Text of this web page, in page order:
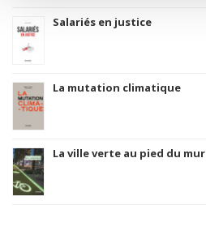
Salariés en justice
La mutation climatique
La ville verte au pied du mur